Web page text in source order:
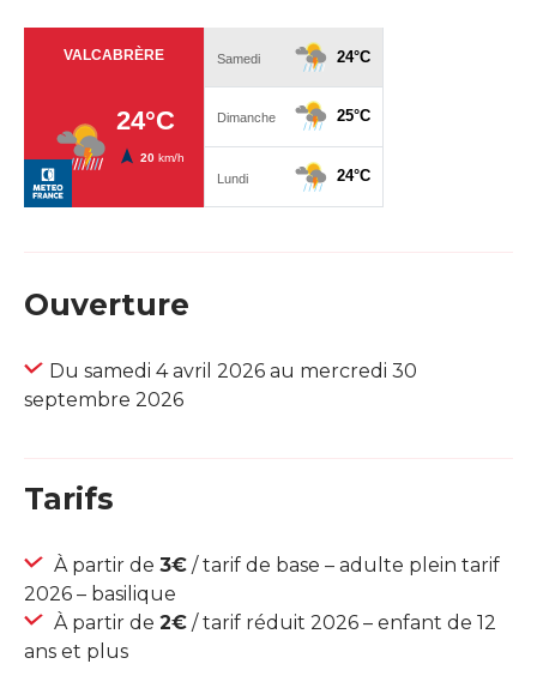
Ouverture
Du samedi 4 avril 2026 au mercredi 30
septembre 2026
Tarifs
À partir de 3€ / tarif de base – adulte plein tarif
2026 – basilique
À partir de 2€ / tarif réduit 2026 – enfant de 12
ans et plus